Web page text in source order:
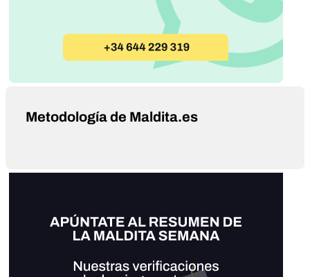
Metodología de Maldita.es